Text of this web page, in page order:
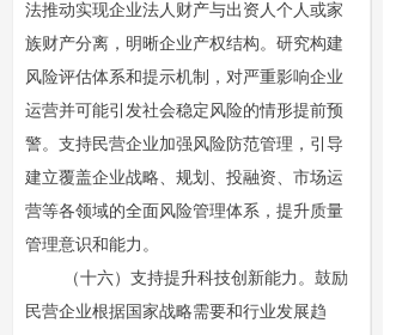
法推动实现企业法人财产与出资人个人或家
族财产分离，明晰企业产权结构。研究构建
风险评估体系和提示机制，对严重影响企业
运营并可能引发社会稳定风险的情形提前预
警。支持民营企业加强风险防范管理，引导
建立覆盖企业战略、规划、投融资、市场运
营等各领域的全面风险管理体系，提升质量
管理意识和能力。
（十六）支持提升科技创新能力。鼓励
民营企业根据国家战略需要和行业发展趋